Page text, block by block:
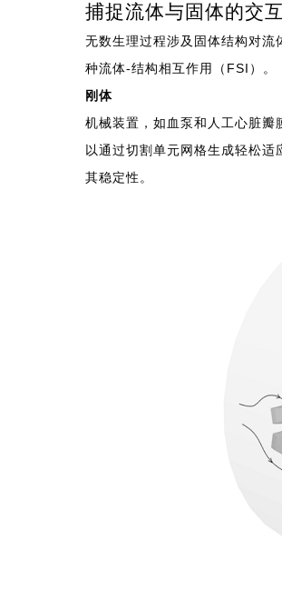
捕捉流体与固体的交
无数生理过程涉及固体结构对
种流体-结构相互作用（FSI）。
刚体
机械装置，如血泵和人工心脏
以通过切割单元网格生成轻松
其稳定性。